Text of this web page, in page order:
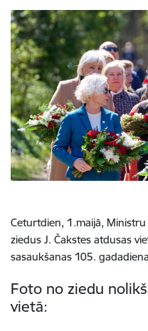
Ceturtdien, 1.maijā,
ziedus J. Čakstes atdusas
sasaukšanas 105.
Foto no ziedu
vietā: